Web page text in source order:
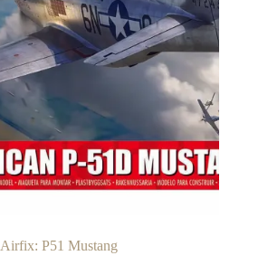
Airfix: P51 Mustang